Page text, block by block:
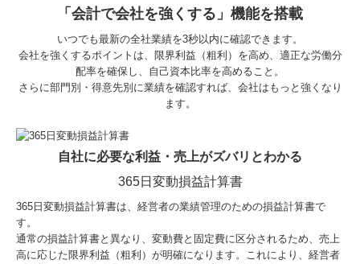
「会計で会社を強くする」機能を搭載
いつでも最新の全社業績を3秒以内に確認できます。
会社を強くするポイントは、限界利益（粗利）を高め、適正な労働分
配率を確保し、自己資本比率を高めること。
さらに部門別・得意先別に業績を確認すれば、会社はもっと強くなり
ます。
自社に必要な利益・売上がズバリとわかる
365日変動損益計算書
365日変動損益計算書は、経営者の業績管理のための損益計算書で
す。
通常の損益計算書と異なり、変動費と固定費に区分されるため、売上
高に応じた限界利益（粗利）が明確になります。これにより、経営者